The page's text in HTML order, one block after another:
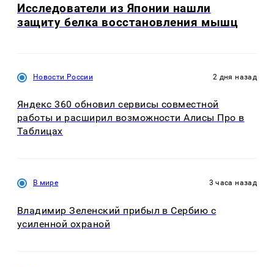
Исследователи из Японии нашли
защиту белка восстановления мышц
Новости России 2 дня назад
Яндекс 360 обновил сервисы совместной
работы и расширил возможности Алисы Про в
Таблицах
В мире 3 часа назад
Владимир Зеленский прибыл в Сербию с
усиленной охраной